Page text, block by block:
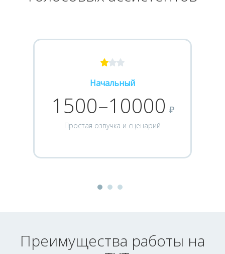
Начальный
1500–10000 ₽
Простая озвучка и сценарий
Преимущества работы на